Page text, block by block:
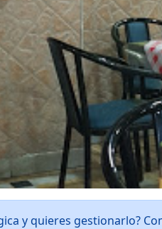
y quieres gestionarlo?